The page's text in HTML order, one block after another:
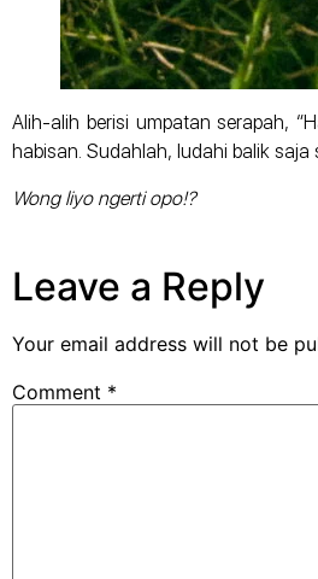
Alih-alih berisi umpatan serapah,
habisan. Sudahlah, ludahi balik
Wong liyo ngerti opo!?
Leave a Reply
Your email address will not be
Comment *